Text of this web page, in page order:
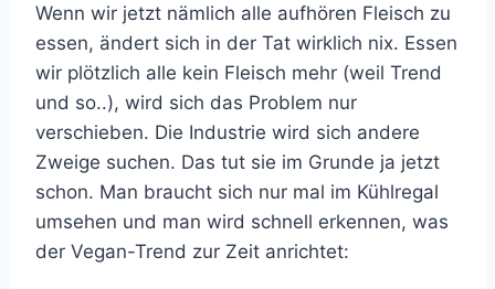
Wenn wir jetzt nämlich alle aufhören Fleisch zu
essen, ändert sich in der Tat wirklich nix. Essen
wir plötzlich alle kein Fleisch mehr (weil Trend
und so..), wird sich das Problem nur
verschieben. Die Industrie wird sich andere
Zweige suchen. Das tut sie im Grunde ja jetzt
schon. Man braucht sich nur mal im Kühlregal
umsehen und man wird schnell erkennen, was
der Vegan-Trend zur Zeit anrichtet: